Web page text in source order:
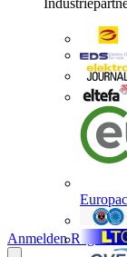
Anmelden